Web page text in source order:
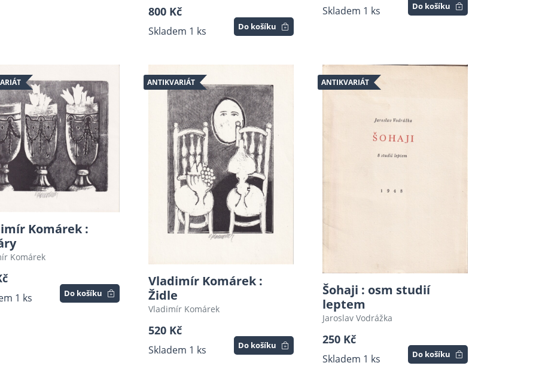
800 Kč
Skladem 1 ks Do košíku
Skladem 1 ks Do košíku
Komárek :
Komárek
1 ks Do košíku
ANTIKVARIÁT
Vladimír Komárek :
Židle
Vladimír Komárek
520 Kč
Skladem 1 ks Do košíku
ANTIKVARIÁT
Šohaji : osm studií
leptem
Jaroslav Vodrážka
250 Kč
Skladem 1 ks Do košíku